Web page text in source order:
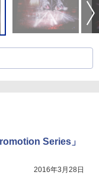
Series」
2016年3月28日